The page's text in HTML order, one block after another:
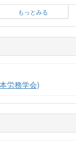
もっとみる
労務学会)